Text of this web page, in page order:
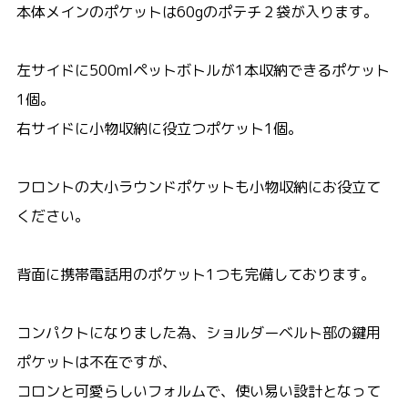
本体メインのポケットは60gのポテチ２袋が入ります。
左サイドに500mlペットボトルが1本収納できるポケット
1個。
右サイドに小物収納に役立つポケット1個。
フロントの大小ラウンドポケットも小物収納にお役立て
ください。
背面に携帯電話用のポケット1つも完備しております。
コンパクトになりました為、ショルダーベルト部の鍵用
ポケットは不在ですが、
コロンと可愛らしいフォルムで、使い易い設計となって